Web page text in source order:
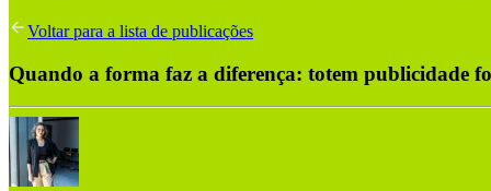
Voltar para a lista de publicações
Quando a forma faz a diferença: totem publicidade